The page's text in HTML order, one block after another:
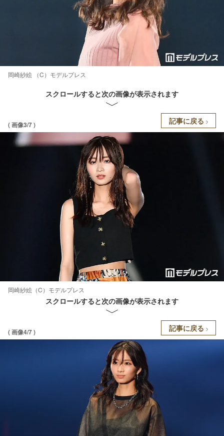
岡崎紗絵 （C）モデルプレス
スクロールすると次の画像が表示されます
( 画像3/7 ) 記事に戻る
岡崎紗絵（C）モデルプレス
スクロールすると次の画像が表示されます
( 画像4/7 ) 記事に戻る